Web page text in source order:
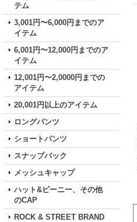
テム
3,001円〜6,000円までのア
イテム
6,001円〜12,000円までのア
イテム
12,001円〜2,0000円までの
アイテム
20,001円以上のアイテム
ロングパンツ
ショートパンツ
スナップバック
メッシュキャップ
ハット&ビーニー、その他
のCAP
ROCK & STREET BRAND